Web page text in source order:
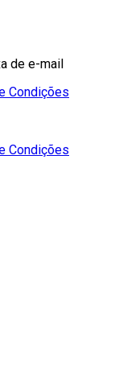
de e-mail
Condições
Condições